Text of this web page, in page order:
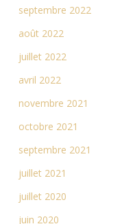
septembre 2022
août 2022
juillet 2022
avril 2022
novembre 2021
octobre 2021
septembre 2021
juillet 2021
juillet 2020
juin 2020